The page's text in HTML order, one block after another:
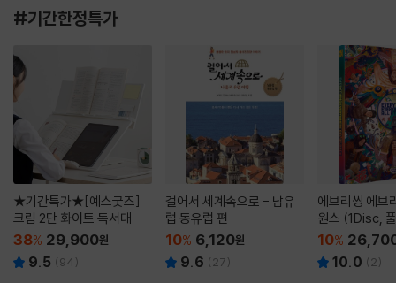
#기간한정특가
★기간특가★[예스굿즈]
크림 2단 화이트 독서대
38% 29,900원
9.5 (94)
걸어서 세계속으로 - 남유
럽 동유럽 편
10% 6,120원
9.6 ( 27)
에브리씽 에브
원스 (1Disc,
판) : 블루레이
10%
10.0 ( 2)